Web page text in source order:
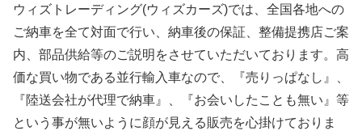
ウィズトレーディング(ウィズカーズ)では、全国各地への
ご納車を全て対面で行い、納車後の保証、整備提携店ご案
内、部品供給等のご説明をさせていただいております。高
価な買い物である並行輸入車なので、『売りっぱなし』、
『陸送会社が代理で納車』、『お会いしたことも無い』等
という事が無いように顔が見える販売を心掛けておりま